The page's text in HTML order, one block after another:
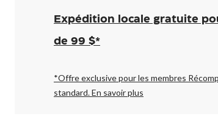
Ouvert,
Fermeture
à
pour
changer
Expédition locale gratuite
de 99 $*
*Offre exclusive pour les membres
standard.En savoir plus